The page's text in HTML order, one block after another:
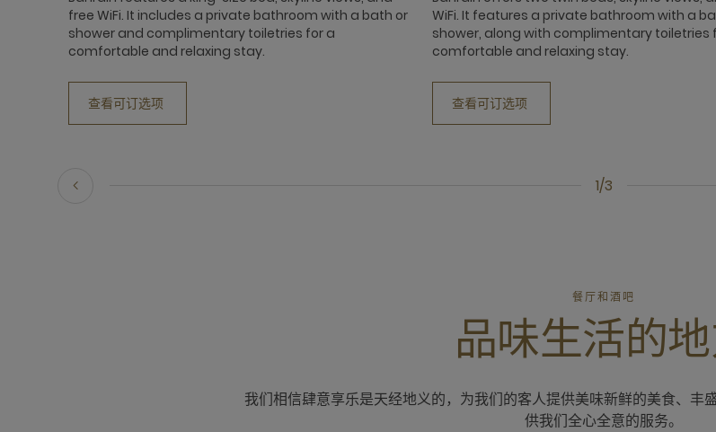
1/3
free WiFi. It includes a private bathroom with a bath or
shower and complimentary toiletries for a
comfortable and relaxing stay.
查看可订选项
WiFi. It features a private bathroom with a
shower, along with complimentary toiletries
comfortable and relaxing stay.
查看可订选项
餐厅和酒吧
品味生活的
我们相信肆意享乐是天经地义的，为我们的客人提供美味新鲜的美食、丰
供我们全心全意的服务。